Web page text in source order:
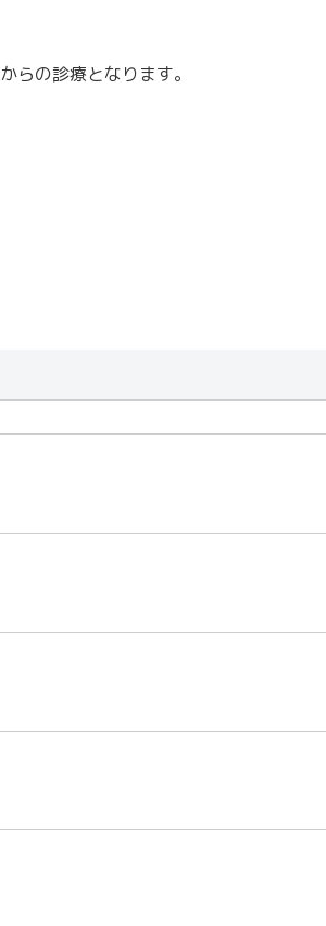
の診療となります。